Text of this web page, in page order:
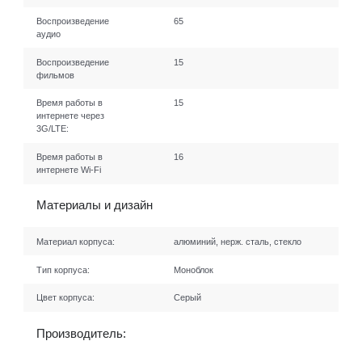
Воспроизведение
аудио
65
Воспроизведение
фильмов
15
Время работы в
интернете через
3G/LTE:
15
Время работы в
интернете Wi-Fi
16
Материалы и дизайн
Материал корпуса: алюминий, нерж. сталь, стекло
Тип корпуса: Моноблок
Цвет корпуса: Серый
Производитель: